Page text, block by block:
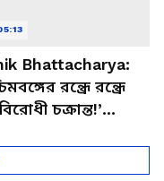
Bhattacharya:
রন্ধ্রে রন্ধ্রে
চক্রান্ত!’